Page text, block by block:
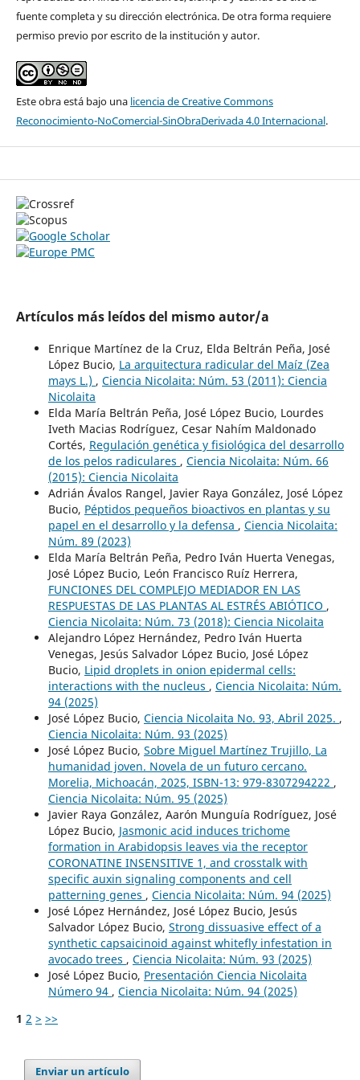
fuente completa y su dirección electrónica. De otra forma requiere
permiso previo por escrito de la institución y autor.
Este obra está bajo una licencia de Creative Commons
Reconocimiento-NoComercial-SinObraDerivada 4.0 Internacional.
Artículos más leídos del mismo autor/a
Enrique Martí­nez de la Cruz, Elda Beltrán Peña, José
López Bucio, La arquitectura radicular del Maí­z (Zea
mays L.) , Ciencia Nicolaita: Núm. 53 (2011): Ciencia
Nicolaita
Elda Marí­a Beltrán Peña, José López Bucio, Lourdes
Iveth Macias Rodrí­guez, Cesar Nahím Maldonado
Cortés, Regulación genética y fisiológica del desarrollo
de los pelos radiculares , Ciencia Nicolaita: Núm. 66
(2015): Ciencia Nicolaita
Adrián Ávalos Rangel, Javier Raya González, José López
Bucio, Péptidos pequeños bioactivos en plantas y su
papel en el desarrollo y la defensa , Ciencia Nicolaita:
Núm. 89 (2023)
Elda Marí­a Beltrán Peña, Pedro Iván Huerta Venegas,
José López Bucio, León Francisco Ruí­z Herrera,
FUNCIONES DEL COMPLEJO MEDIADOR EN LAS
RESPUESTAS DE LAS PLANTAS AL ESTRÉS ABIÓTICO ,
Ciencia Nicolaita: Núm. 73 (2018): Ciencia Nicolaita
Alejandro López Hernández, Pedro Iván Huerta
Venegas, Jesús Salvador López Bucio, José López
Bucio, Lipid droplets in onion epidermal cells:
interactions with the nucleus , Ciencia Nicolaita: Núm.
94 (2025)
José López Bucio, Ciencia Nicolaita No. 93, Abril 2025. ,
Ciencia Nicolaita: Núm. 93 (2025)
José López Bucio, Sobre Miguel Martínez Trujillo, La
humanidad joven. Novela de un futuro cercano.
Morelia, Michoacán, 2025, ISBN-13: 979-8307294222 ,
Ciencia Nicolaita: Núm. 95 (2025)
Javier Raya González, Aarón Munguía Rodríguez, José
López Bucio, Jasmonic acid induces trichome
formation in Arabidopsis leaves via the receptor
CORONATINE INSENSITIVE 1, and crosstalk with
specific auxin signaling components and cell
patterning genes , Ciencia Nicolaita: Núm. 94 (2025)
José López Hernández, José López Bucio, Jesús
Salvador López Bucio, Strong dissuasive effect of a
synthetic capsaicinoid against whitefly infestation in
avocado trees , Ciencia Nicolaita: Núm. 93 (2025)
José López Bucio, Presentación Ciencia Nicolaita
Número 94 , Ciencia Nicolaita: Núm. 94 (2025)
1 2 > >>
Enviar un artículo